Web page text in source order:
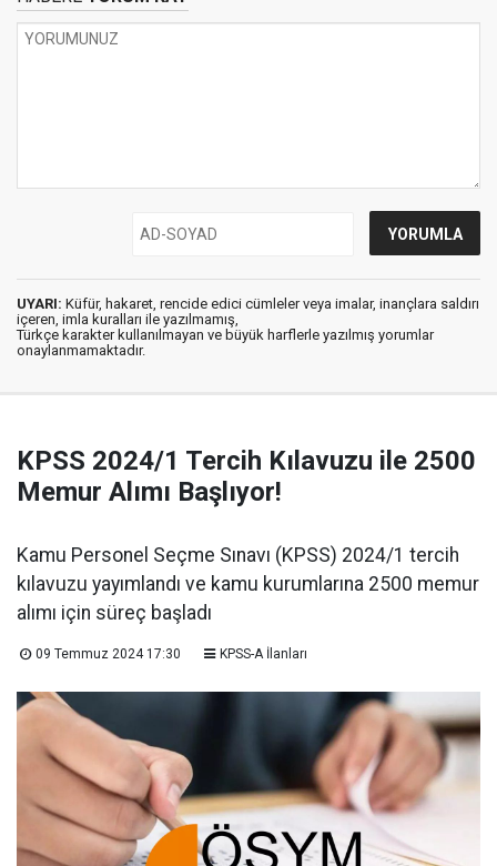
UYARI: Küfür, hakaret, rencide edici cümleler veya imalar, inançlara saldırı
içeren, imla kuralları ile yazılmamış,
Türkçe karakter kullanılmayan ve büyük harflerle yazılmış yorumlar
onaylanmamaktadır.
KPSS 2024/1 Tercih Kılavuzu ile 2500
Memur Alımı Başlıyor!
Kamu Personel Seçme Sınavı (KPSS) 2024/1 tercih
kılavuzu yayımlandı ve kamu kurumlarına 2500 memur
alımı için süreç başladı
09 Temmuz 2024 17:30 KPSS-A İlanları